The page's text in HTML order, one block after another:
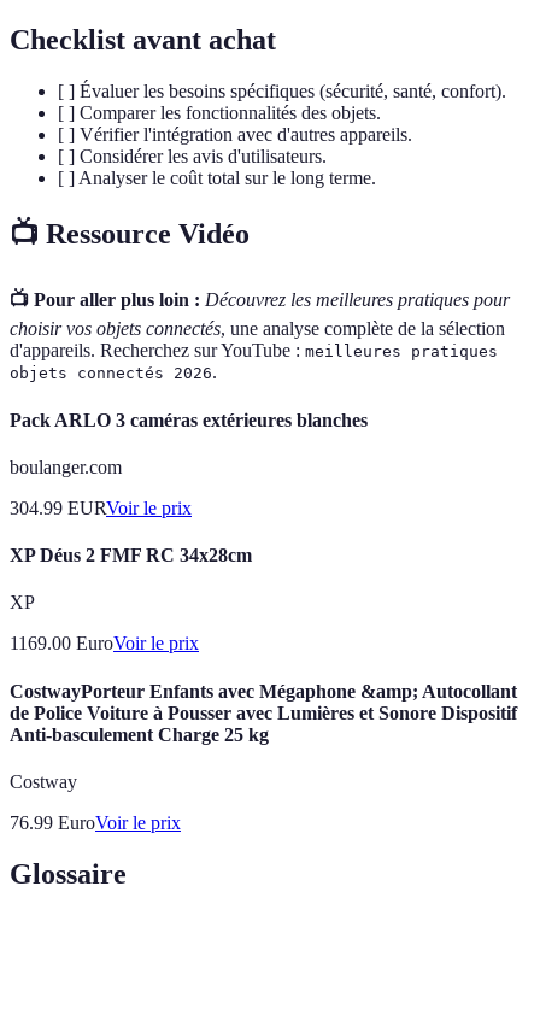
Checklist avant achat
[ ] Évaluer les besoins spécifiques (sécurité, santé, confort).
[ ] Comparer les fonctionnalités des objets.
[ ] Vérifier l'intégration avec d'autres appareils.
[ ] Considérer les avis d'utilisateurs.
[ ] Analyser le coût total sur le long terme.
📺 Ressource Vidéo
📺 Pour aller plus loin : Découvrez les meilleures pratiques pour
choisir vos objets connectés, une analyse complète de la sélection
d'appareils. Recherchez sur YouTube : meilleures pratiques
objets connectés 2026.
Pack ARLO 3 caméras extérieures blanches
boulanger.com
304.99 EURVoir le prix
XP Déus 2 FMF RC 34x28cm
XP
1169.00 EuroVoir le prix
CostwayPorteur Enfants avec Mégaphone &amp; Autocollant
de Police Voiture à Pousser avec Lumières et Sonore Dispositif
Anti-basculement Charge 25 kg
Costway
76.99 EuroVoir le prix
Glossaire